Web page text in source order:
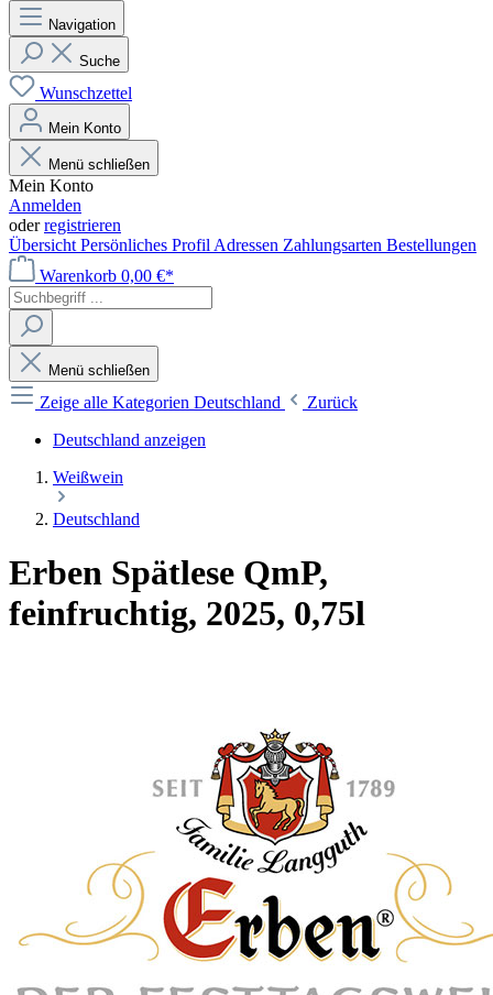
Navigation
Suche
Wunschzettel
Mein Konto
Menü schließen
Mein Konto
Anmelden
oderregistrieren
Übersicht Persönliches Profil Adressen Zahlungsarten Bestellungen
Warenkorb 0,00 €*
Menü schließen
Zeige alle Kategorien Deutschland
Zurück
Deutschland anzeigen
Weißwein
Deutschland
Erben Spätlese QmP,
feinfruchtig, 2025, 0,75l